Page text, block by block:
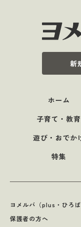
新
ホーム
子育て・教育
遊び・おでか
特集
ヨメルバ（plus・ひろ
保護者の方へ